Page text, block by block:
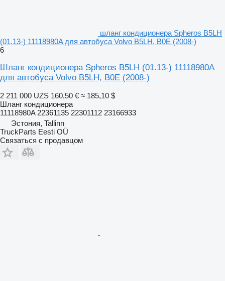
шланг кондиционера Spheros B5LH
(01.13-) 11118980A для автобуса Volvo B5LH, B0E (2008-)
6
Шланг кондиционера Spheros B5LH (01.13-) 11118980A
для автобуса Volvo B5LH, B0E (2008-)
2 211 000 UZS 160,50 € ≈ 185,10 $
Шланг кондиционера
11118980A 22361135 22301112 23166933
Эстония, Tallinn
TruckParts Eesti OÜ
Связаться с продавцом